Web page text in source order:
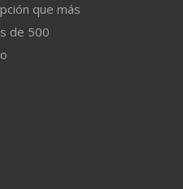
que más
de 500